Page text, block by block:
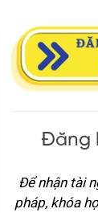
Đăng
Để nhận tài
pháp, khóa